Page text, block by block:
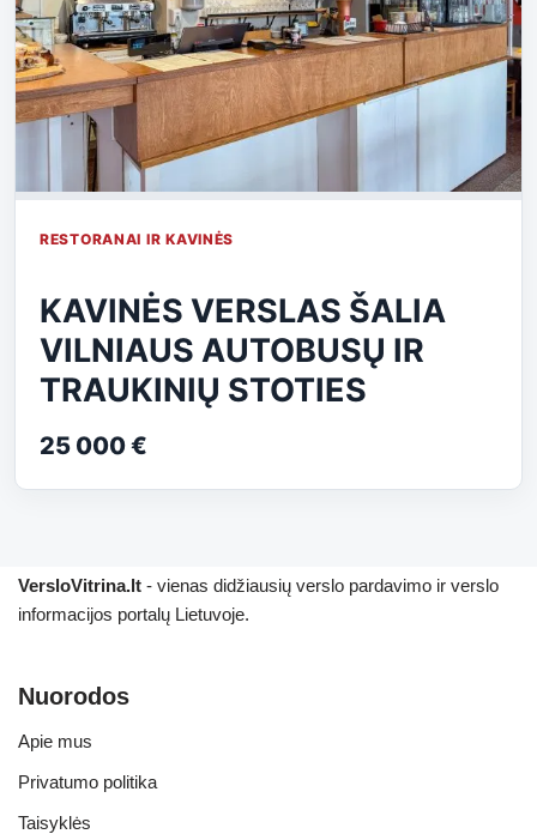
RESTORANAI IR KAVINĖS
KAVINĖS VERSLAS ŠALIA
VILNIAUS AUTOBUSŲ IR
TRAUKINIŲ STOTIES
25 000 €
VersloVitrina.lt - vienas didžiausių verslo pardavimo ir verslo
informacijos portalų Lietuvoje.
Nuorodos
Apie mus
Privatumo politika
Taisyklės